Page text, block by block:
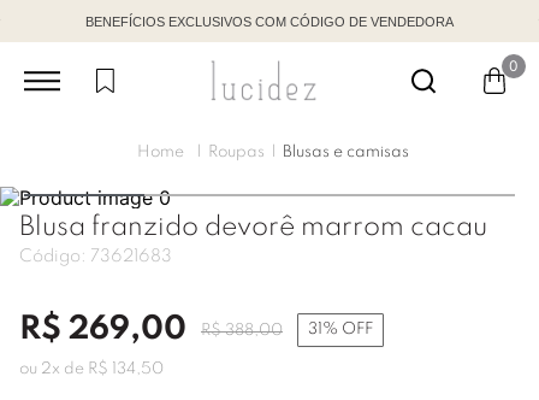
BENEFÍCIOS EXCLUSIVOS COM CÓDIGO DE VENDEDORA
0
Roupas Blusas e camisas
Blusa franzido devorê marrom cacau
Código: 73621683
R$ 269,00 R$ 388,00 31% OFF
ou 2x de R$ 134 ,50